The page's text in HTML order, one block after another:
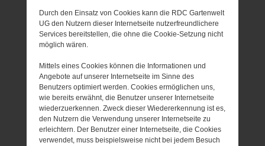
Durch den Einsatz von Cookies kann die RDC Gartenwelt
UG den Nutzern dieser Internetseite nutzerfreundlichere
Services bereitstellen, die ohne die Cookie-Setzung nicht
möglich wären.
Mittels eines Cookies können die Informationen und
Angebote auf unserer Internetseite im Sinne des
Benutzers optimiert werden. Cookies ermöglichen uns,
wie bereits erwähnt, die Benutzer unserer Internetseite
wiederzuerkennen. Zweck dieser Wiedererkennung ist es,
den Nutzern die Verwendung unserer Internetseite zu
erleichtern. Der Benutzer einer Internetseite, die Cookies
verwendet, muss beispielsweise nicht bei jedem Besuch